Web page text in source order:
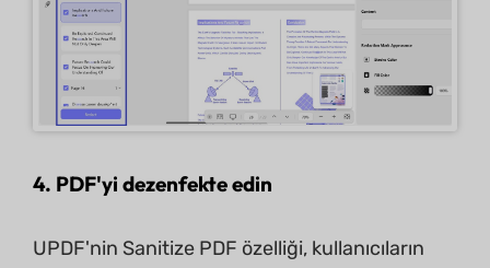
4. PDF'yi dezenfekte edin
UPDF'nin Sanitize PDF özelliği, kullanıcıların